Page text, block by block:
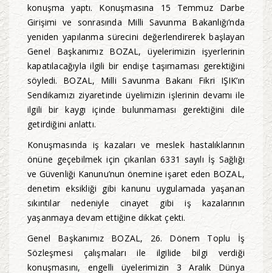
konuşma yaptı. Konuşmasına 15 Temmuz Darbe
Girişimi ve sonrasında Milli Savunma Bakanlığı’nda
yeniden yapılanma sürecini değerlendirerek başlayan
Genel Başkanımız BOZAL, üyelerimizin işyerlerinin
kapatılacağıyla ilgili bir endişe taşımaması gerektiğini
söyledi. BOZAL, Milli Savunma Bakanı Fikri IŞIK’ın
Sendikamızı ziyaretinde üyelimizin işlerinin devamı ile
ilgili bir kaygı içinde bulunmaması gerektiğini dile
getirdiğini anlattı.
Konuşmasında iş kazaları ve meslek hastalıklarının
önüne geçebilmek için çıkarılan 6331 sayılı İş Sağlığı
ve Güvenliği Kanunu’nun önemine işaret eden BOZAL,
denetim eksikliği gibi kanunu uygulamada yaşanan
sıkıntılar nedeniyle cinayet gibi iş kazalarının
yaşanmaya devam ettiğine dikkat çekti.
Genel Başkanımız BOZAL, 26. Dönem Toplu İş
Sözleşmesi çalışmaları ile ilgilide bilgi verdiği
konuşmasını, engelli üyelerimizin 3 Aralık Dünya